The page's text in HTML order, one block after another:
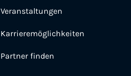
Veranstaltungen
Karrieremöglichkeiten
Partner finden